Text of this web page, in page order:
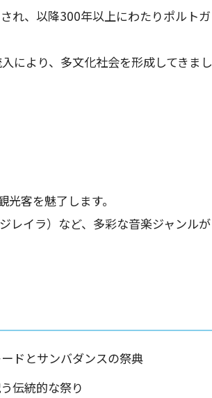
れ、以降300年以上にわたりポルトガ
により、多文化社会を形成してきまし
客を魅了します。
レイラ）など、多彩な音楽ジャンルが
ドとサンバダンスの祭典
伝統的な祭り